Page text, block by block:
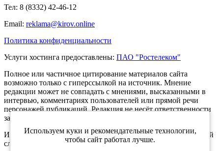
Тел: 8 (8332) 42-46-12
Email: reklama@kirov.online
Политика конфиденциальности
Услуги хостинга предоставлены: ПАО "Ростелеком"
Полное или частичное цитирование материалов сайта
возможно только с гиперссылкой на источник. Мнение
редакции может не совпадать с мнениями, высказанными в
интервью, комментариях пользователей или прямой речи
персонажей публикаций. Редакция не несёт ответственности
за текст комментариев читателей.
Интернет-портал Kirov.online зарегистрирован в Федеральной
службе по надзору в сфере связи, информационных
Используем куки и рекомендательные технологии,
чтобы сайт работал лучше.